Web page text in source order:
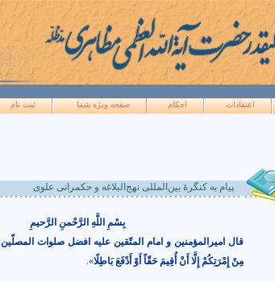
اعتقادات احکام صفحه ويژه شما ثبت نام
پیام به کنگرۀ بین‌المللی نهج‌البلاغه و حکمرانی علوی
بِسْمِ اللَّهِ الرَّحْمنِ الرَّحيمِ
قال امیرالمؤمنین و امام المتّقین علیه افضل صلوات
مِنْ إِمْرَتِكُمْ إِلَّا أَنْ أُقِيمَ حَقّاً أَوْ أَدْفَعَ بَاطِلًا».